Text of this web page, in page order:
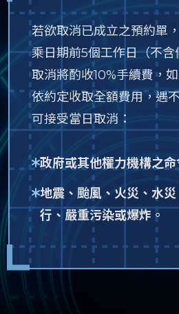
若欲取消已成立之預約單
乘日期前5個工作日（不
取消將酌收10%手續費，
依約定收取全額費用，遇
可接受當日取消：
政府或其他權力機構之命
地震、颱風、火災、水
行、嚴重污染或爆炸。